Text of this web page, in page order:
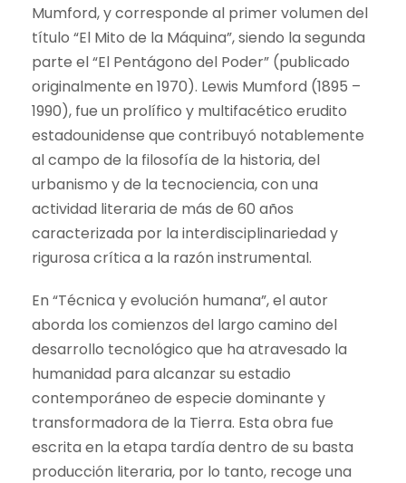
Mumford, y corresponde al primer volumen del
título “El Mito de la Máquina”, siendo la segunda
parte el “El Pentágono del Poder” (publicado
originalmente en 1970). Lewis Mumford (1895 –
1990), fue un prolífico y multifacético erudito
estadounidense que contribuyó notablemente
al campo de la filosofía de la historia, del
urbanismo y de la tecnociencia, con una
actividad literaria de más de 60 años
caracterizada por la interdisciplinariedad y
rigurosa crítica a la razón instrumental.
En “Técnica y evolución humana”, el autor
aborda los comienzos del largo camino del
desarrollo tecnológico que ha atravesado la
humanidad para alcanzar su estadio
contemporáneo de especie dominante y
transformadora de la Tierra. Esta obra fue
escrita en la etapa tardía dentro de su basta
producción literaria, por lo tanto, recoge una